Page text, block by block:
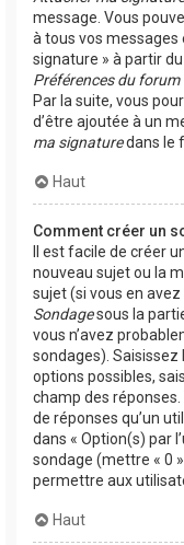
message. Vous
à tous vos messages
signature » à partir
Préférences du forum
Par la suite, vous
d’être ajoutée à un
ma signaturedans le
Haut
Comment créer un
Il est facile de créer
nouveau sujet ou la
sujet (si vous en
Sondagesous la
vous n’avez
sondages).
options possibles,
champ des
de réponses qu’un
dans « Option(s) par
sondage (mettre « 0
permettre aux
Haut